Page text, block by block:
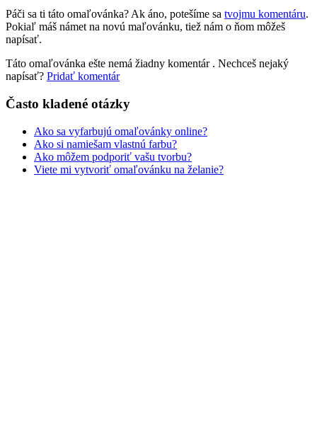
Rozprávky a rozprávkové postavy
Šport
Valentín / láska
Zima a Vianoce
Zvieratá a príroda
Nezaradené
Páči sa ti táto omaľovánka? Ak áno, potešíme sa tvojmu komentáru.
Pokiaľ máš námet na novú maľovánku, tiež nám o ňom môžeš
napísať.
Táto omaľovánka ešte nemá žiadny komentár . Nechceš nejaký
napísať? Pridať komentár
Často kladené otázky
Ako sa vyfarbujú omaľovánky online?
Ako si namiešam vlastnú farbu?
Ako môžem podporiť vašu tvorbu?
Viete mi vytvoriť omaľovánku na želanie?